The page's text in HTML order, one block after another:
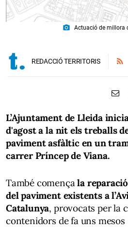
photo_camera Actuació de millora
REDACCIÓ TERRITORIS
L’Ajuntament de Lleida
d'agost a la nit els treballs
paviment asfàltic en un
carrer Príncep de Viana.
També comença la
del paviment existents a
Catalunya, provocats per la
contenidors de fa uns mesos